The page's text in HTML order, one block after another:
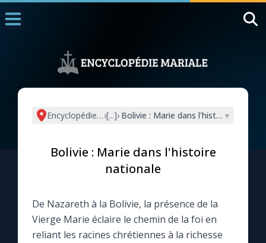
L'actualité de la semaine
La newsletter
Encyclopédie mariale
›[...]› Bolivie : Marie dans l'histoire
▾
Bolivie : Marie dans l'histoire
nationale
De Nazareth à la Bolivie, la présence de la
Vierge Marie éclaire le chemin de la foi en
reliant les racines chrétiennes à la richesse